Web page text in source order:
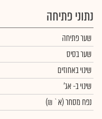
נתוני פתיחה
שער פתיחה
שער בסיס
שינוי באחוזים
שינויב- אג'
נפח מסחר(א` ₪)